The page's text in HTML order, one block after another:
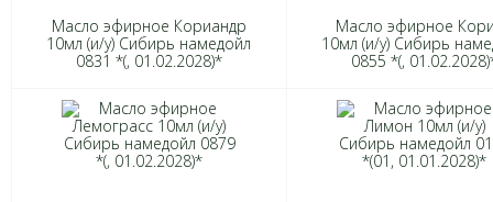
Масло эфирное Кориандр
10мл (и/у) Сибирь намедойл
0831 *(, 01.02.2028)*
Масло эфирное
10мл (и/у) Сибирь
0855 *(,